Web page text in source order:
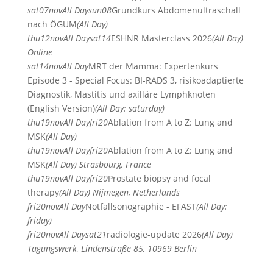
sat07novAll Daysun08Grundkurs Abdomenultraschall
nach ÖGUM(All Day)
thu12novAll Daysat14ESHNR Masterclass 2026(All Day)
Online
sat14novAll DayMRT der Mamma: Expertenkurs
Episode 3 - Special Focus: BI-RADS 3, risikoadaptierte
Diagnostik, Mastitis und axilläre Lymphknoten
(English Version)(All Day: saturday)
thu19novAll Dayfri20Ablation from A to Z: Lung and
MSK(All Day)
thu19novAll Dayfri20Ablation from A to Z: Lung and
MSK(All Day) Strasbourg, France
thu19novAll Dayfri20Prostate biopsy and focal
therapy(All Day) Nijmegen, Netherlands
fri20novAll DayNotfallsonographie - EFAST(All Day:
friday)
fri20novAll Daysat21radiologie-update 2026(All Day)
Tagungswerk, Lindenstraße 85, 10969 Berlin